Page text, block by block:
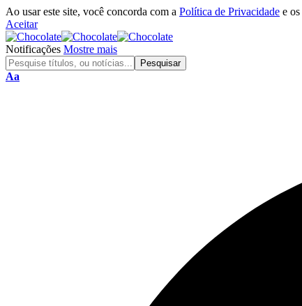
Ao usar este site, você concorda com a Política de Privacidade e os
Aceitar
Notificações Mostre mais
Aa